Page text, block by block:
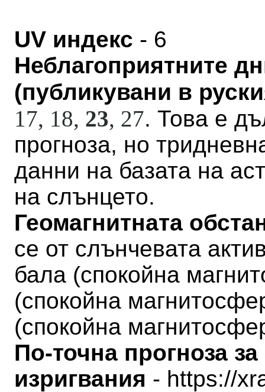
UV индекс - 6
Неблагоприятните
(публикувани в
17, 18, 23, 27. Това е
прогноза, но
данни на базата на
на слънцето.
Геомагнитната
се от слънчевата
бала (спокойна
(спокойна
(спокойна
По-точна прогноза
изригвания - https://